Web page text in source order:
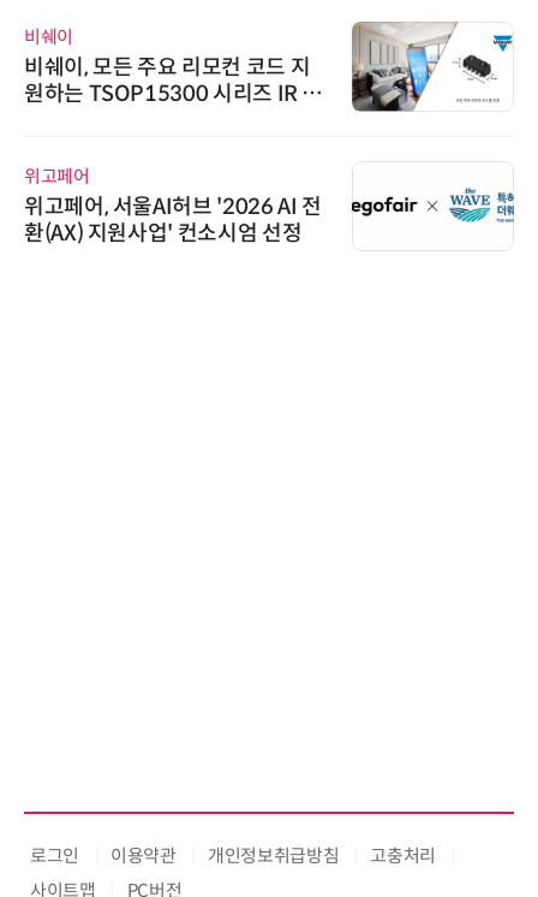
비쉐이
비쉐이, 모든 주요 리모컨 코드 지
원하는 TSOP15300 시리즈 IR 수
위고페어
위고페어, 서울AI허브 '2026 AI 전
환(AX) 지원사업' 컨소시엄 선정
로그인 이용약관 개인정보취급방침
고충처리
사이트맵
PC버전